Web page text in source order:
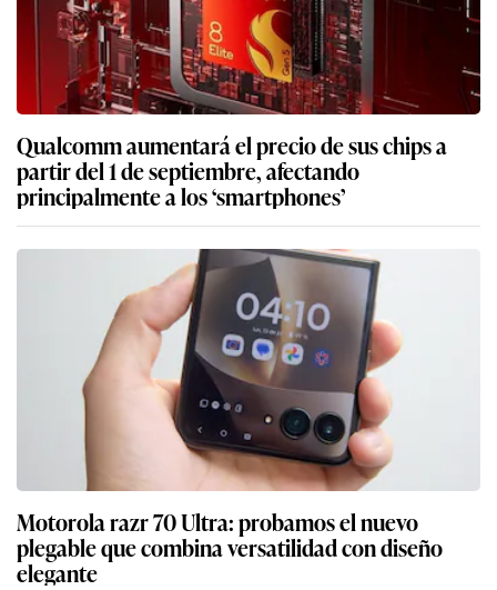
Qualcomm aumentará el precio de sus chips a
partir del 1 de septiembre, afectando
principalmente a los ‘smartphones’
Motorola razr 70 Ultra: probamos el nuevo
plegable que combina versatilidad con diseño
elegante